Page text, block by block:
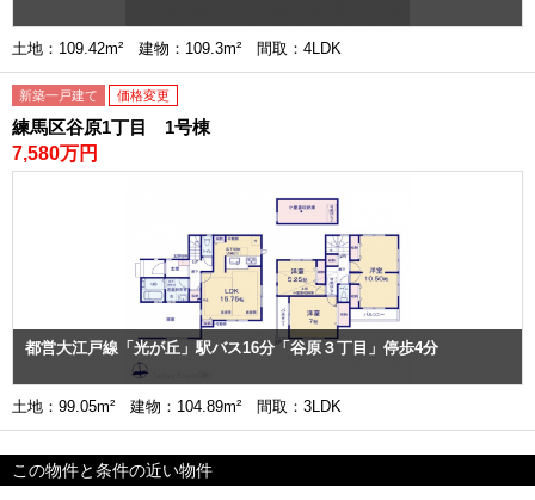
土地：109.42m² 建物：109.3m² 間取：4LDK
新築一戸建て 価格変更
練馬区谷原1丁目 1号棟
7,580万円
都営大江戸線「光が丘」駅バス16分「谷原３丁目」停歩4分
土地：99.05m² 建物：104.89m² 間取：3LDK
この物件と条件の近い物件